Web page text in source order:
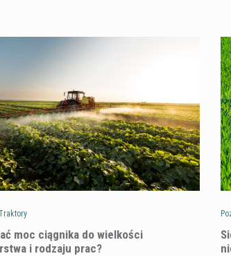
moc ciągnika do wielkości
i rodzaju prac?